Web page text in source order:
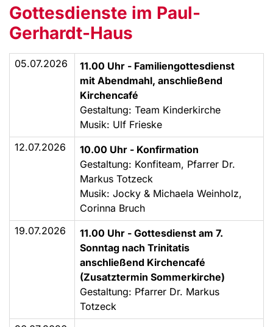
Gottesdienste im Paul-
Gerhardt-Haus
05.07.2026
11.00 Uhr - Familiengottesdienst
mit Abendmahl, anschließend
Kirchencafé
Gestaltung: Team Kinderkirche
Musik: Ulf Frieske
12.07.2026
10.00 Uhr - Konfirmation
Gestaltung: Konfiteam, Pfarrer Dr.
Markus Totzeck
Musik: Jocky & Michaela Weinholz,
Corinna Bruch
19.07.2026
11.00 Uhr - Gottesdienst am 7.
Sonntag nach Trinitatis
anschließend Kirchencafé
(Zusatztermin Sommerkirche)
Gestaltung: Pfarrer Dr. Markus
Totzeck